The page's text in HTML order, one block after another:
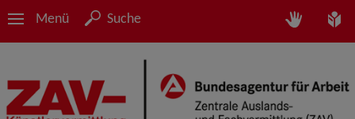
Menü Suche